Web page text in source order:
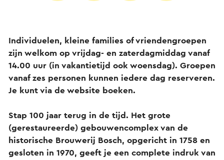
Individuelen, kleine families of vriendengroepen
zijn welkom op vrijdag- en zaterdagmiddag vanaf
14.00 uur (in vakantietijd ook woensdag). Groepen
vanaf zes personen kunnen iedere dag reserveren.
Je kunt via de website boeken.
Stap 100 jaar terug in de tijd. Het grote
(gerestaureerde) gebouwencomplex van de
historische Brouwerij Bosch, opgericht in 1758 en
gesloten in 1970, geeft je een complete indruk van